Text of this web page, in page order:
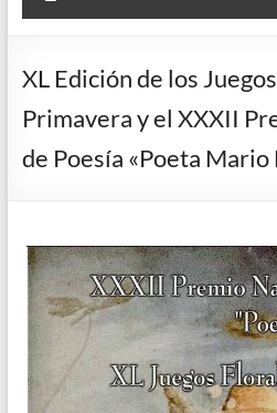
XL Edición de los
Primavera y el XXXII
de Poesía «Poeta Mario